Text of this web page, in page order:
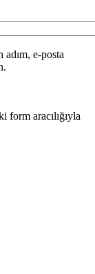
adım, e-posta
form aracılığıyla